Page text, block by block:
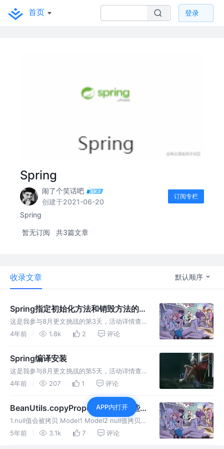
首页 登录
Spring
闹了个笑话吧
创建于2021-06-20
订阅专栏
Spring
暂无订阅 共3篇文章
收录文章 默认顺序
Spring指定初始化方法和销毁方法的三
种方式
这是我参与8月更文挑战的第3天，活动详情查
看：8月更文挑战 1. @PostConstruct和
@PreDestroy它是Java自己的注解，是J
4年前 1.8k 2 评论
Spring编译安装
这是我参与8月更文挑战的第5天，活动详情查
看：8月更文挑战 1.下载Spring源码 建议使用
Spring源码地址 2.修改build.grad
4年前 207 1 评论
BeanUtils.copyProperties中的那些
坑
1.null值会被拷贝 Model1 Model2 null值拷贝测
试 BeanUtilTest model2中的dateTime属性变
5年前 3.1k 7 评论
APP内打开